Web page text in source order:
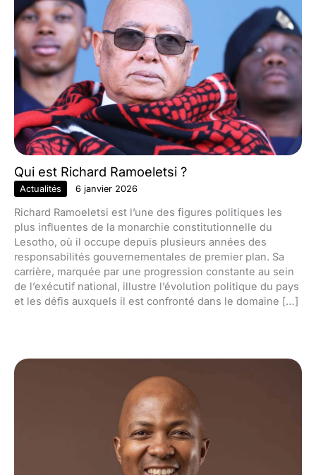
Qui est Richard Ramoeletsi ?
Actualités 6 janvier 2026
Richard Ramoeletsi est l’une des figures politiques les
plus influentes de la monarchie constitutionnelle du
Lesotho, où il occupe depuis plusieurs années des
responsabilités gouvernementales de premier plan. Sa
carrière, marquée par une progression constante au sein
de l’exécutif national, illustre l’évolution politique du pays
et les défis auxquels il est confronté dans le domaine […]